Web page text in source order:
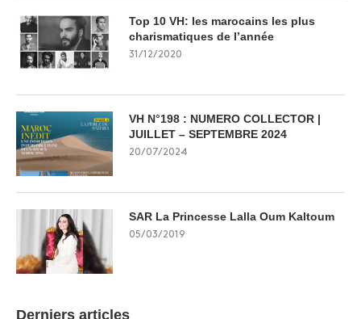
Top 10 VH: les marocains les plus
charismatiques de l’année
31/12/2020
VH N°198 : NUMERO COLLECTOR |
JUILLET – SEPTEMBRE 2024
20/07/2024
SAR La Princesse Lalla Oum Kaltoum
05/03/2019
Derniers articles